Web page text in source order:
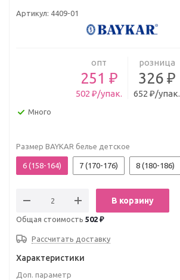
Артикул: 4409-01
опт
251 ₽
502 ₽/упак.
розница
326 ₽
652 ₽/упак.
Много
Размер BAYKAR белье детское
6 (158-164) 7 (170-176) 8 (180-186)
В корзину
Общая стоимость 502 ₽
Рассчитать доставку
Характеристики
Доп. параметр